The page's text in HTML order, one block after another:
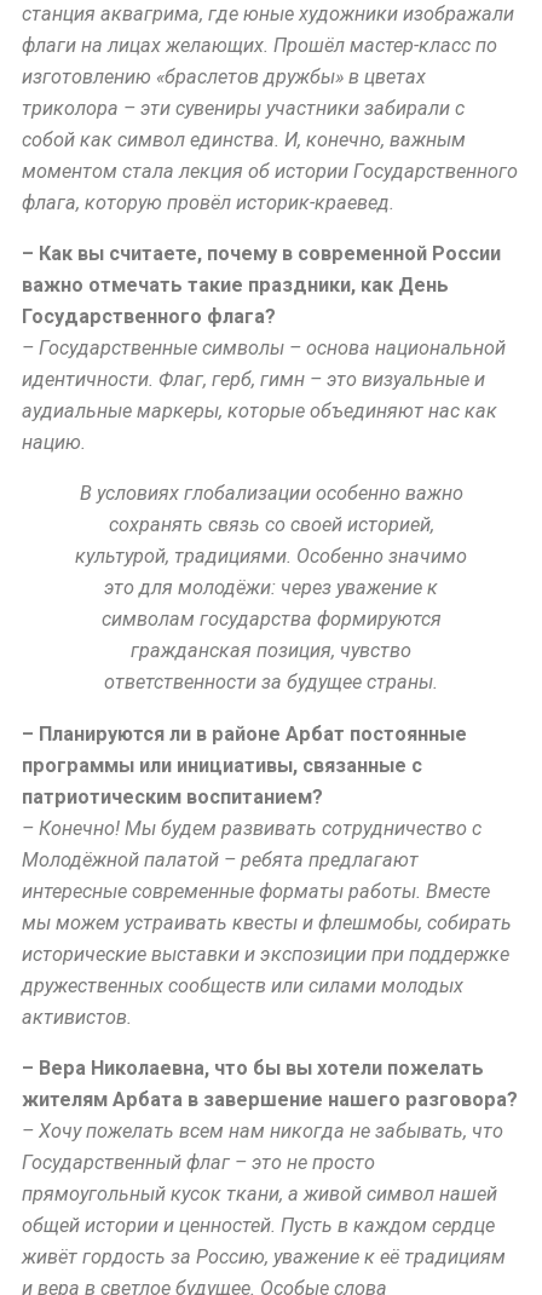
станция аквагрима, где юные художники изображали
флаги на лицах желающих. Прошёл мастер-класс по
изготовлению «браслетов дружбы» в цветах
триколора – эти сувениры участники забирали с
собой как символ единства. И, конечно, важным
моментом стала лекция об истории Государственного
флага, которую провёл историк-краевед.
– Как вы считаете, почему в современной России
важно отмечать такие праздники, как День
Государственного флага?
– Государственные символы – основа национальной
идентичности. Флаг, герб, гимн – это визуальные и
аудиальные маркеры, которые объединяют нас как
нацию.
В условиях глобализации особенно важно
сохранять связь со своей историей,
культурой, традициями. Особенно значимо
это для молодёжи: через уважение к
символам государства формируются
гражданская позиция, чувство
ответственности за будущее страны.
– Планируются ли в районе Арбат постоянные
программы или инициативы, связанные с
патриотическим воспитанием?
– Конечно! Мы будем развивать сотрудничество с
Молодёжной палатой – ребята предлагают
интересные современные форматы работы. Вместе
мы можем устраивать квесты и флешмобы, собирать
исторические выставки и экспозиции при поддержке
дружественных сообществ или силами молодых
активистов.
– Вера Николаевна, что бы вы хотели пожелать
жителям Арбата в завершение нашего разговора?
– Хочу пожелать всем нам никогда не забывать, что
Государственный флаг – это не просто
прямоугольный кусок ткани, а живой символ нашей
общей истории и ценностей. Пусть в каждом сердце
живёт гордость за Россию, уважение к её традициям
и вера в светлое будущее. Особые слова